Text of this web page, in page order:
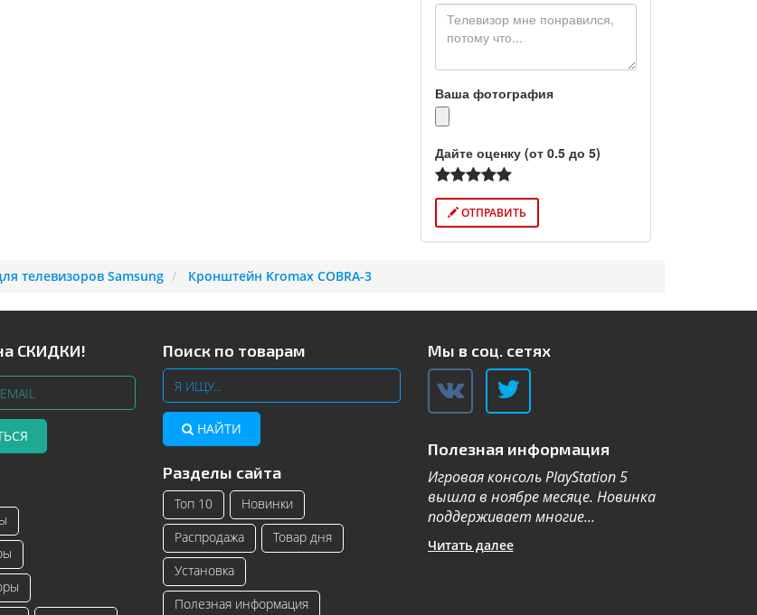
Ваша фотография
Дайте оценку (от 0.5 до 5)
ОТПРАВИТЬ
телевизоров Samsung Кронштейн Kromax COBRA-3
СКИДКИ! Поиск по товарам
НАЙТИ
Разделы сайта
Топ 10
Новинки
Распродажа
Товар дня
Установка
Полезная информация
Мы в соц. сетях
Полезная информация
Samsung с изогнутым
– инновационные модели
Читать далее
Игровая консоль PlayStation 5
вышла в ноябре месяце. Новинка
поддерживает многие...
Читать далее